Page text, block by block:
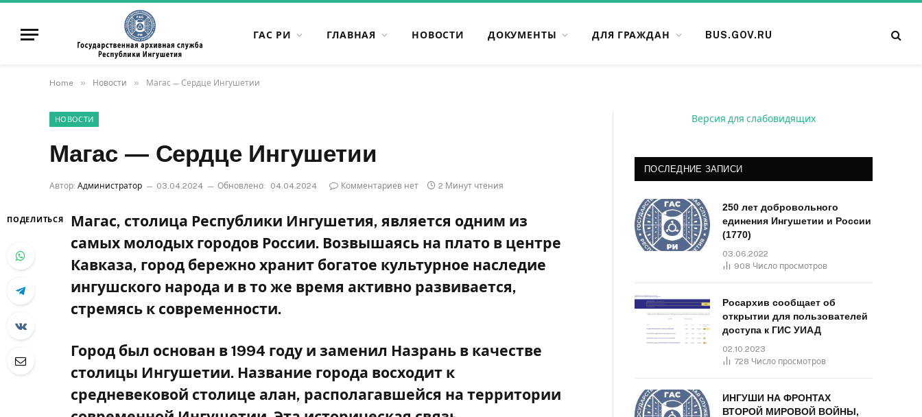
ГАС РИ ГЛАВНАЯ НОВОСТИ ДОКУМЕНТЫ ДЛЯ ГРАЖДАН BUS.GOV.RU
Home » Новости » Магас — Сердце Ингушетии
НОВОСТИ
Магас — Сердце Ингушетии
Автор: Администратор 03.04.2024 Обновлено: 04.04.2024 Комментариев нет 2 Минут чтения
ПОДЕЛИТЬСЯ
Магас, столица Республики Ингушетия, является одним из
самых молодых городов России. Возвышаясь на плато в центре
Кавказа, город бережно хранит богатое культурное наследие
ингушского народа и в то же время активно развивается,
стремясь к современности.
Город был основан в 1994 году и заменил Назрань в качестве
столицы Ингушетии. Название города восходит к
средневековой столице алан, располагавшейся на территории
Версия для слабовидящих
ПОСЛЕДНИЕ ЗАПИСИ
250 лет добровольного
единения Ингушетии и России
(1770)
03.06.2022
908 Число просмотров
Росархив сообщает об
открытии для пользователей
доступа к ГИС УИАД
02.10.2023
728 Число просмотров
ИНГУШИ НА ФРОНТАХ
ВТОРОЙ МИРОВОЙ ВОЙНЫ,